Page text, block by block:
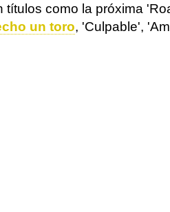
títulos como la próxima
un toro, 'Culpable',